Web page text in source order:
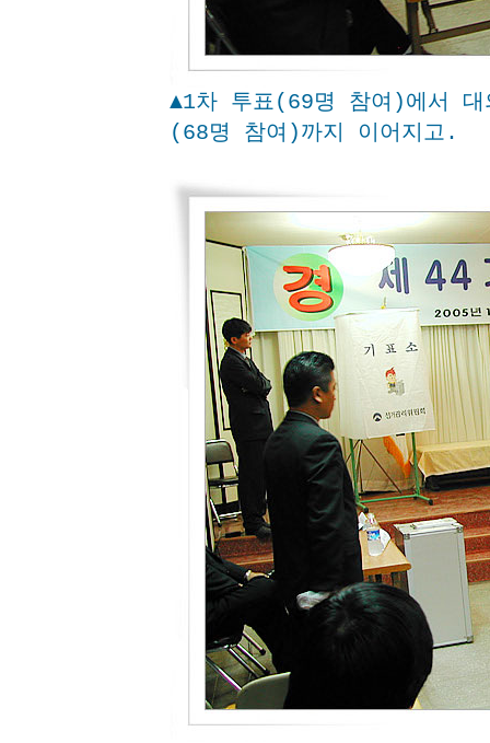
▲1차 투표(69명 참여)에서
(68명 참여)까지 이어지고.